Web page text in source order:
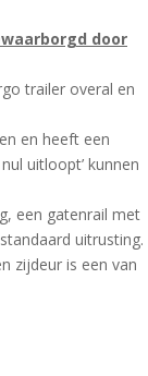
door
trailer overal en
en heeft een
uitloopt’ kunnen
een gatenrail met
uitrusting.
zijdeur is een van